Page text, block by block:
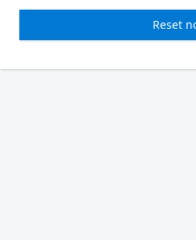
Reset